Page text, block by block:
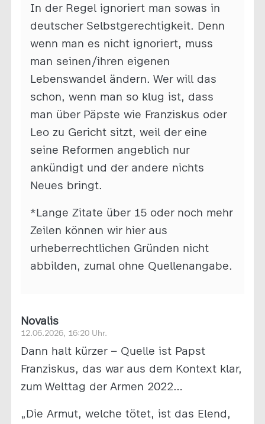
In der Regel ignoriert man sowas in
deutscher Selbstgerechtigkeit. Denn
wenn man es nicht ignoriert, muss
man seinen/ihren eigenen
Lebenswandel ändern. Wer will das
schon, wenn man so klug ist, dass
man über Päpste wie Franziskus oder
Leo zu Gericht sitzt, weil der eine
seine Reformen angeblich nur
ankündigt und der andere nichts
Neues bringt.
*Lange Zitate über 15 oder noch mehr
Zeilen können wir hier aus
urheberrechtlichen Gründen nicht
abbilden, zumal ohne Quellenangabe.
Novalis
12.06.2026, 16:20 Uhr.
Dann halt kürzer – Quelle ist Papst
Franziskus, das war aus dem Kontext klar,
zum Welttag der Armen 2022…
„Die Armut, welche tötet, ist das Elend,